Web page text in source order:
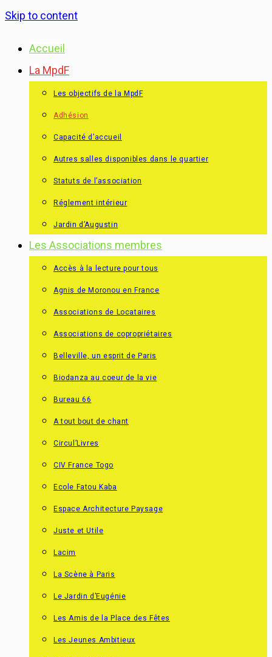
Skip to content
Accueil
La MpdF
Les objectifs de la MpdF
Adhésion
Capacité d’accueil
Autres salles disponibles dans le quartier
Statuts de l’association
Réglement intérieur
Jardin d’Augustin
Les Associations membres
Accès à la lecture pour tous
Agnis de Moronou en France
Associations de Locataires
Associations de copropriétaires
Belleville, un esprit de Paris
Biodanza au coeur de la vie
Bureau 66
A tout bout de chant
Circul’Livres
CIV France Togo
Ecole Fatou Kaba
Espace Architecture Paysage
Juste et Utile
Lacim
La Scène à Paris
Le Jardin d’Eugénie
Les Amis de la Place des Fêtes
Les Jeunes Ambitieux